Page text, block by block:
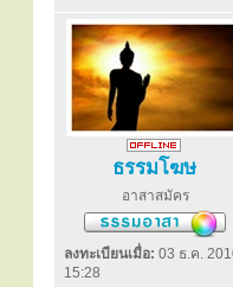
ธรรมโฆษ
อาสาสมัคร
ลงทะเบียนเมื่อ: 03 ธ.ค.
15:28